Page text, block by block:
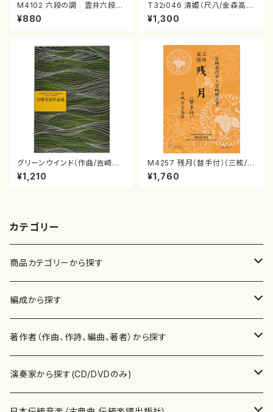
M4102 六段の調 雲井六段
（箏/宮城道雄著・宮城宗家監修/
箏曲古典楽譜）
¥880
T32i046 清姫（尺八/金森高
山/楽譜）都山流公刊楽譜曲番：
45
¥1,300
グリーンウインド（作曲/吉崎克
彦/楽譜）
¥1,210
M4257 残月（替手付）（三絃/宮
城喜代子・宮城数江著・宮城宗
家監修/三絃楽譜）
¥1,760
カテゴリー
商品カテゴリーから探す
楽譜
書籍
書籍
テキストブック
CD・DVD
編成から探す
邦楽器
箏・琴（ソロ）
箏・琴（合奏）
合唱
混声合唱
著作者（作曲、作詩、編曲、著者）から探す
あ行
青木省三(アオキ ショウゾウ)
演奏家から探す(CD/DVDのみ)